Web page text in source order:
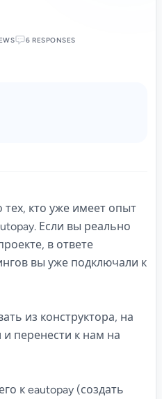
6 RESPONSES
кто уже имеет опыт
Если вы реально
в ответе
вы уже подключали к
из конструктора, на
перенести к нам на
к eautopay (создать